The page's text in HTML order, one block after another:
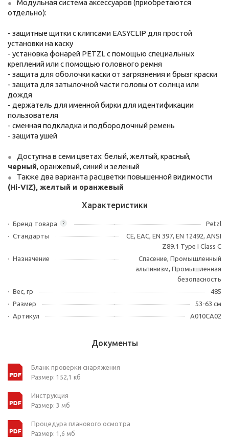
Модульная система аксессуаров (приобретаются
отдельно):
- защитные щитки с клипсами EASYCLIP для простой
установки на каску
- установка фонарей PETZL с помощью специальных
креплений или с помощью головного ремня
- защита для оболочки каски от загрязнения и брызг краски
- защита для затылочной части головы от солнца или
дождя
- держатель для именной бирки для идентификации
пользователя
- сменная подкладка и подбородочный ремень
- защита ушей
Доступна в семи цветах: белый, желтый, красный,
черный, оранжевый, синий и зеленый
Также два варианта расцветки повышенной видимости
(Hi-VIZ), желтый и оранжевый
Характеристики
?
Бренд товара
Petzl
Стандарты
CE, EAC, EN 397, EN 12492, ANSI
Z89.1 Type I Class C
Назначение
Спасение, Промышленный
альпинизм, Промышленная
безопасность
Вес, гр
485
Размер
53-63 см
Артикул
A010CA02
Документы
Бланк проверки снаряжения
Размер: 152,1 кб
Инструкция
Размер: 3 мб
Процедура планового осмотра
Размер: 1,6 мб